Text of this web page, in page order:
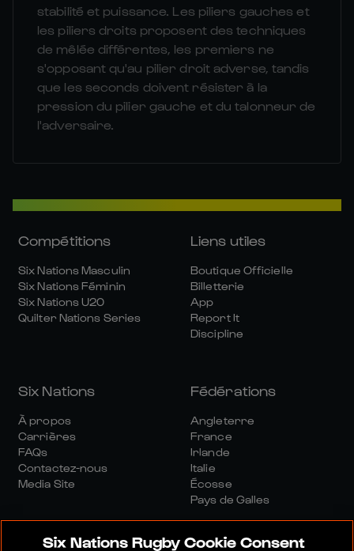
stabilité et puissance. Les piliers gauches et
les piliers droits proposent des techniques
de mêlée différentes, les premiers ne
s'opposant qu'au pilier droit adverse, tandis
que les seconds doivent résister à la
pression du pilier gauche et du talonneur de
l'adversaire.
Compétitions
Six Nations Masculin
Six Nations Féminin
Six Nations U20
Quilter Nations Series
Liens utiles
Boutique Officielle
Billetterie
App
Report It
Discipline
Six Nations
À propos
Carrières
FAQs
Contactez-nous
Media Site
Fédérations
Angleterre
France
Irlande
Italie
Écosse
Pays de Galles
Six Nations Rugby Cookie Consent